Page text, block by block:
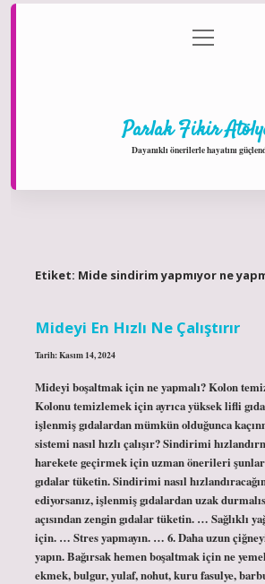
Gizlilik Politikası
menüyü
aç
Parlak Fikir
Dayanıklı önerilerle hayatını
Etiket: Mide sindirim yapmıyor ne
Mideyi En Hızlı Ne Çalıştırır
Tarih: Kasım 14, 2024
Mideyi boşaltmak için ne yapmalı? Kolon
Kolonu temizlemek için ayrıca yüksek lifli
işlenmiş gıdalardan mümkün olduğunca
sistemi nasıl hızlı çalışır? Sindirimi
harekete geçirmek için uzman önerileri
gıdalar tüketin. Sindirimi nasıl
ediyorsanız, işlenmiş gıdalardan uzak
açısından zengin gıdalar tüketin. … Sağlıklı
için. … Stres yapmayın. … 6. Daha uzun
yapın. Bağırsak hemen boşaltmak için ne
ekmek, bulgur, yulaf, nohut, kuru fasulye,